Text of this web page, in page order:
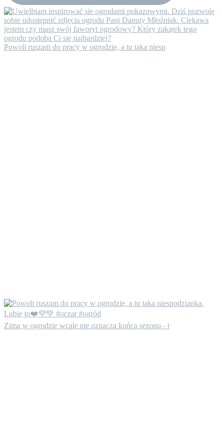
Powoli ruszam do pracy w ogrodzie, a tu taka niesp
Zima w ogrodzie wcale nie oznacza końca sezonu - t